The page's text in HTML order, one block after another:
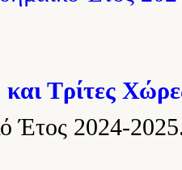
Τρίτες
Έτος 2024-